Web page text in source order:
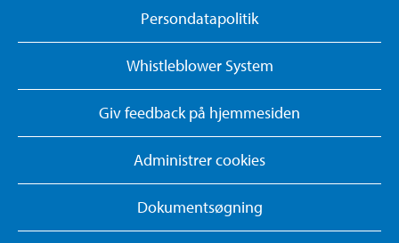
Persondatapolitik
Whistleblower System
Giv feedback på hjemmesiden
Administrer cookies
Dokumentsøgning